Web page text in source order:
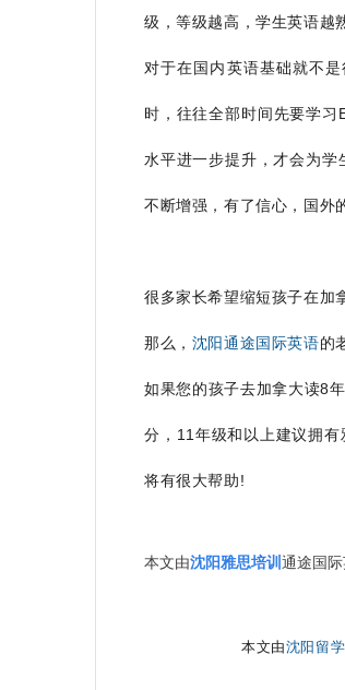
级，等级越高，学生英语越
对于在国内英语基础就不
时，往往全部时间先要学
水平进一步提升，才会为学
不断增强，有了信心，国外
很多家长希望缩短孩子在加
那么， 沈阳通途国际英语的
如果您的孩子去加拿大读8
分，11年级和以上建议拥
将有很大帮助!
本文由沈阳雅思培训 通途国
本文由沈阳留